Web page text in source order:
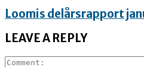
Loomis delårsrapport
LEAVE A REPLY